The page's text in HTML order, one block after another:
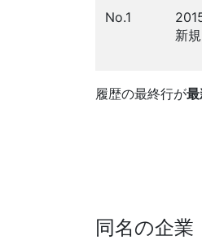
No.1
新規
履歴の最終行が
同名の企業